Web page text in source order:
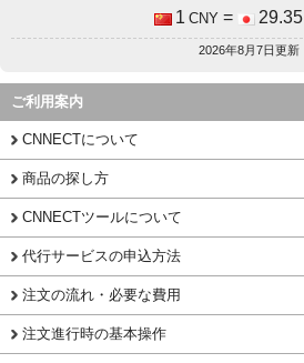
1 CNY = 29.35
2026年8月7日更新
ご利用案内
CNNECTについて
商品の探し方
CNNECTツールについて
代行サービスの申込方法
注文の流れ・必要な費用
注文進行時の基本操作